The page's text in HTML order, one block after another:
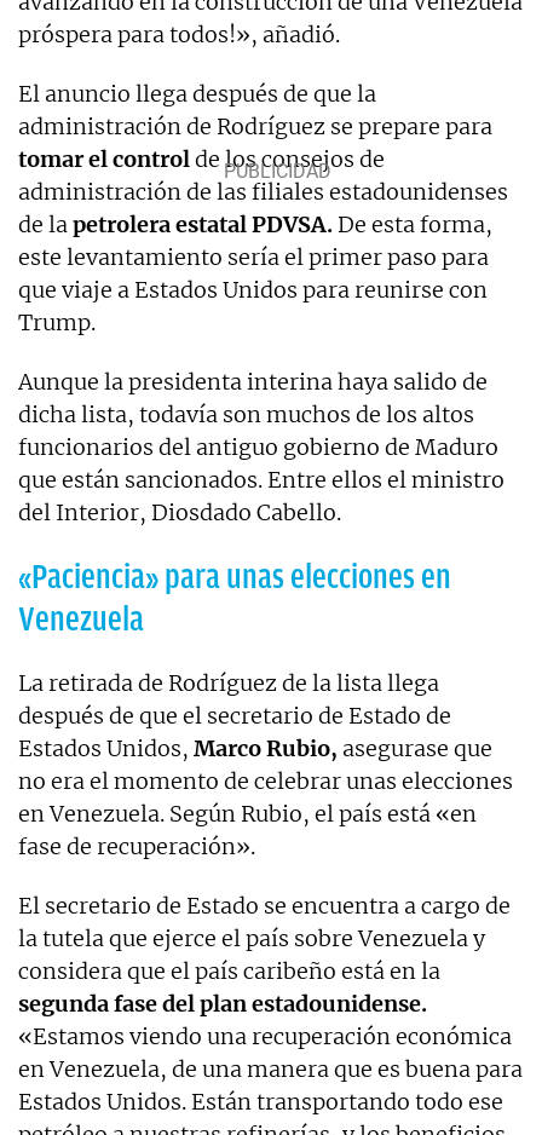
próspera para todos!», añadió.
El anuncio llega después de que la
administración de Rodríguez se prepare para
tomar el controlde los consejos de
administración de las filiales estadounidenses
de lapetrolera estatal PDVSA. De esta forma,
este levantamiento sería el primer paso para
que viaje a Estados Unidos para reunirse con
Trump.
Aunque la presidenta interina haya salido de
dicha lista, todavía son muchos de los altos
funcionarios del antiguo gobierno de Maduro
que están sancionados. Entre ellos el ministro
del Interior, Diosdado Cabello.
«Paciencia» para unas elecciones en
Venezuela
La retirada de Rodríguez de la lista llega
después de que el secretario de Estado de
Estados Unidos, Marco Rubio, asegurase que
no era el momento de celebrar unas elecciones
en Venezuela. Según Rubio, el país está «en
fase de recuperación».
El secretario de Estado se encuentra a cargo de
la tutela que ejerce el país sobre Venezuela y
considera que el país caribeño está en la
segunda fase del plan estadounidense.
«Estamos viendo una recuperación económica
en Venezuela, de una manera que es buena para
Estados Unidos. Están transportando todo ese